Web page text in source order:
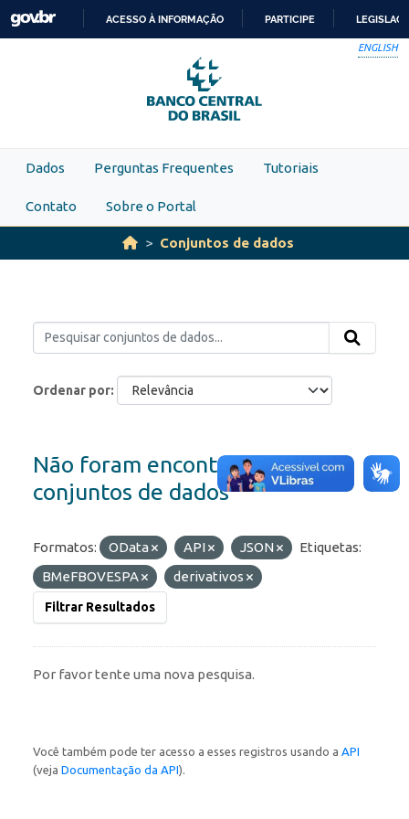
Skip to main content
PARA
O
CONTEÚDO
ACESSO À INFORMAÇÃO PARTICIPE
ENGLISH
Dados Perguntas Frequentes Tutoriais
Contato Sobre o Portal
Conjuntos de dados
Ordenar por
Não foram encontrados
conjuntos de dados
Formatos: OData API JSON
Etiquetas:
BMeFBOVESPA
derivativos
Filtrar Resultados
Por favor tente uma nova pesquisa.
Você também pode ter acesso a esses registros usando a API
(veja Documentação da API).